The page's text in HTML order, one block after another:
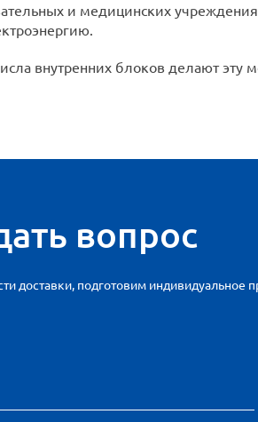
и медицинских
внутренних блоков делают
вопрос
доставки, подготовим индивидуальное